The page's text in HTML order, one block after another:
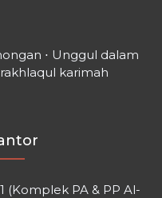
⋅ Unggul dalam
karimah
(Komplek PA & PP Al-